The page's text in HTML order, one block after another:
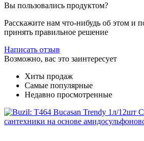
Вы пользовались продуктом?
Расскажите нам что-нибудь об этом и
принять правильное решение
Написать отзыв
Возможно, вас это заинтересует
Хиты продаж
Самые популярные
Недавно просмотренные